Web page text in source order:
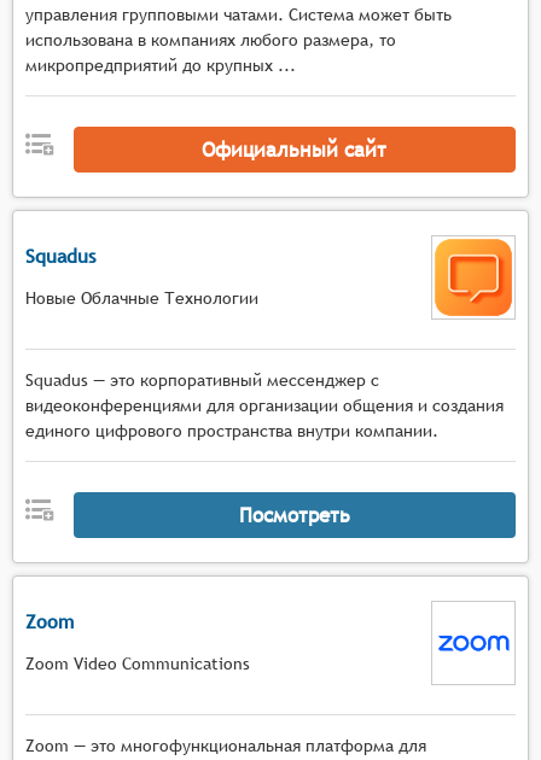
управления групповыми чатами. Система может быть
использована в компаниях любого размера, то
микропредприятий до крупных ...
Официальный сайт
Squadus
Новые Облачные Технологии
Squadus — это корпоративный мессенджер с
видеоконференциями для организации общения и создания
единого цифрового пространства внутри компании.
Посмотреть
Zoom
Zoom Video Communications
Zoom — это многофункциональная платформа для